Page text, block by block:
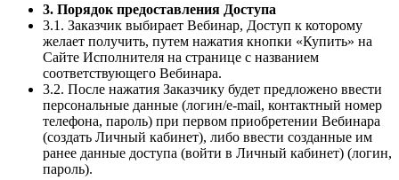
3. Порядок предоставления Доступа
3.1. Заказчик выбирает Вебинар, Доступ к которому
желает получить, путем нажатия кнопки «Купить» на
Сайте Исполнителя на странице с названием
соответствующего Вебинара.
3.2. После нажатия Заказчику будет предложено ввести
персональные данные (логин/e-mail, контактный номер
телефона, пароль) при первом приобретении Вебинара
(создать Личный кабинет), либо ввести созданные им
ранее данные доступа (войти в Личный кабинет) (логин,
пароль).